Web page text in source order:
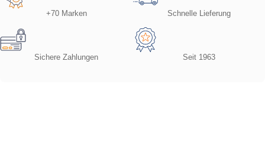
+70 Marken Schnelle Lieferung
Sichere Zahlungen Seit 1963